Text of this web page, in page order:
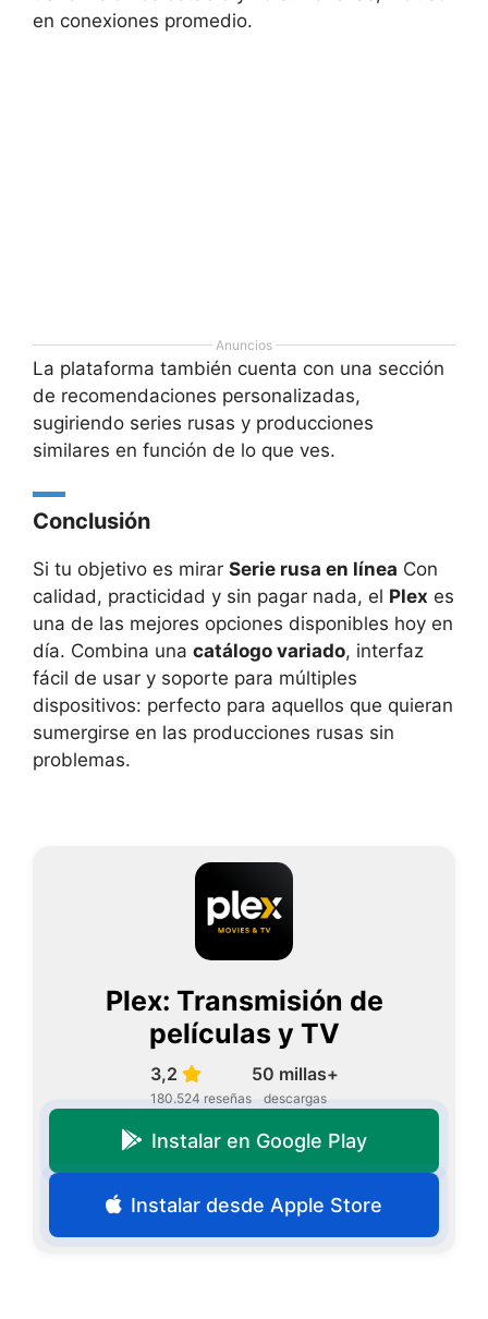
en conexiones promedio.
Anuncios
La plataforma también cuenta con una sección
de recomendaciones personalizadas,
sugiriendo series rusas y producciones
similares en función de lo que ves.
Conclusión
Si tu objetivo es mirar Serie rusa en línea Con
calidad, practicidad y sin pagar nada, el Plex es
una de las mejores opciones disponibles hoy en
día. Combina una catálogo variado, interfaz
fácil de usar y soporte para múltiples
dispositivos: perfecto para aquellos que quieran
sumergirse en las producciones rusas sin
problemas.
Plex: Transmisión de
películas y TV
3,2
180.524 reseñas
50 millas+
descargas
Instalar en Google Play
Instalar desde Apple Store